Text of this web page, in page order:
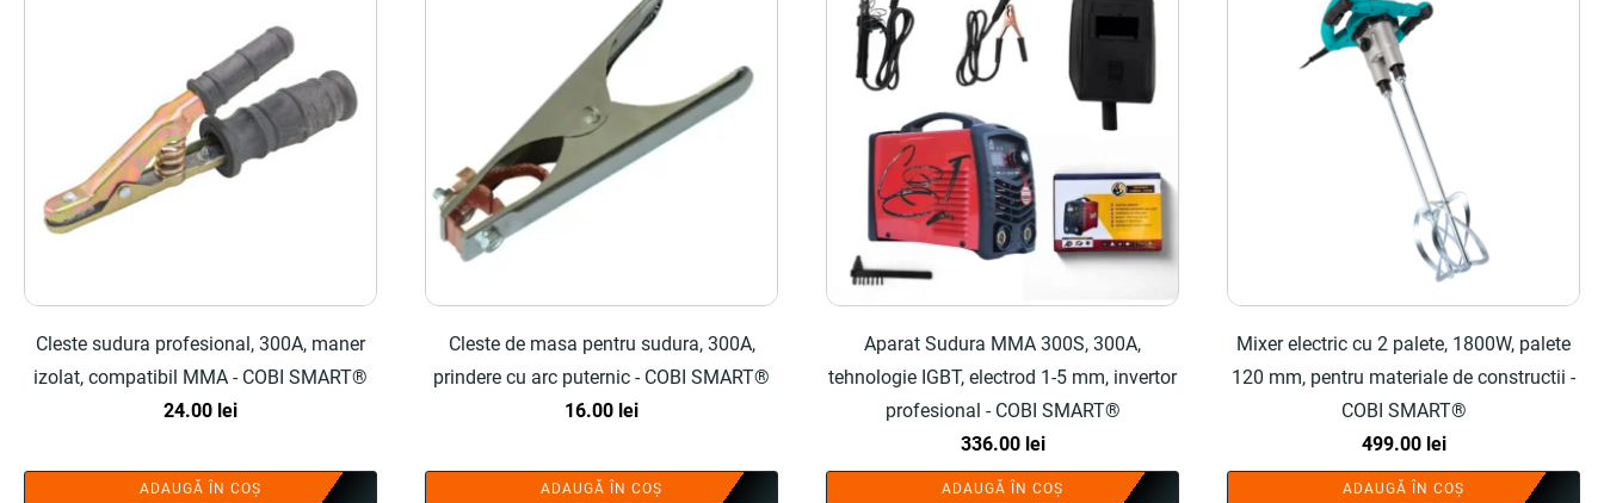
Cleste sudura profesional, 300A, maner
izolat, compatibil MMA - COBI SMART®
24.00 lei
ADAUGĂ ÎN COȘ
Cleste de masa pentru sudura, 300A,
prindere cu arc puternic - COBI SMART®
16.00 lei
ADAUGĂ ÎN COȘ
Aparat Sudura MMA 300S, 300A,
tehnologie IGBT, electrod 1-5 mm, invertor
profesional - COBI SMART®
336.00 lei
ADAUGĂ ÎN COȘ
Mixer electric cu 2 palete, 1800W, palete
120 mm, pentru materiale de constructii -
COBI SMART®
499.00 lei
ADAUGĂ ÎN COȘ